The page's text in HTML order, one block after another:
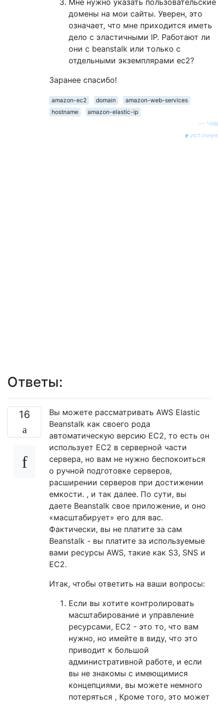
Мне нужно указать пользовательские
домены на мои сайты. Уверен, это
означает, что мне приходится иметь
дело с эластичными IP. Работают ли
они с beanstalk или только с
отдельными экземплярами ec2?
Заранее спасибо!
amazon-ec2 domain
amazon-web-services
hostname
amazon-elastic-ip
— Чев
источник
Ответы:
16
Вы можете рассматривать AWS Elastic
Beanstalk как своего рода
автоматическую версию EC2, то есть он
использует EC2 в серверной части
сервера, но вам не нужно беспокоиться
о ручной подготовке серверов,
расширении серверов при достижении
емкости. , и так далее. По сути, вы
даете Beanstalk свое приложение, и оно
«масштабирует» его для вас.
Фактически, вы не платите за сам
Beanstalk - вы платите за используемые
вами ресурсы AWS, такие как S3, SNS и
EC2.
Итак, чтобы ответить на ваши вопросы:
Если вы хотите контролировать
масштабирование и управление
ресурсами, EC2 - это то, что вам
нужно, но имейте в виду, что это
приводит к большой
административной работе, и если
вы не знакомы с имеющимися
концепциями, вы можете немного
потеряться , Кроме того, это может